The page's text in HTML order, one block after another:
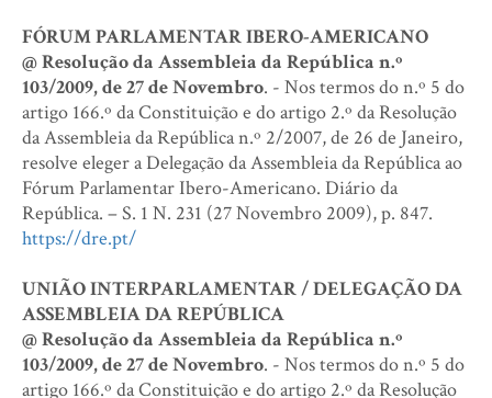
FÓRUM PARLAMENTAR IBERO-AMERICANO
@ Resolução da Assembleia da República n.º
103/2009, de 27 de Novembro. - Nos termos do n.º 5 do
artigo 166.º da Constituição e do artigo 2.º da Resolução
da Assembleia da República n.º 2/2007, de 26 de Janeiro,
resolve eleger a Delegação da Assembleia da República ao
Fórum Parlamentar Ibero-Americano. Diário da
República. – S. 1 N. 231 (27 Novembro 2009), p. 847.
https://dre.pt/
UNIÃO INTERPARLAMENTAR / DELEGAÇÃO DA
ASSEMBLEIA DA REPÚBLICA
@ Resolução da Assembleia da República n.º
103/2009, de 27 de Novembro. - Nos termos do n.º 5 do
artigo 166.º da Constituição e do artigo 2.º da Resolução